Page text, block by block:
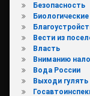
Безопасность
Вести из
Власть
Вниманию
Вода России
Выходи гулять